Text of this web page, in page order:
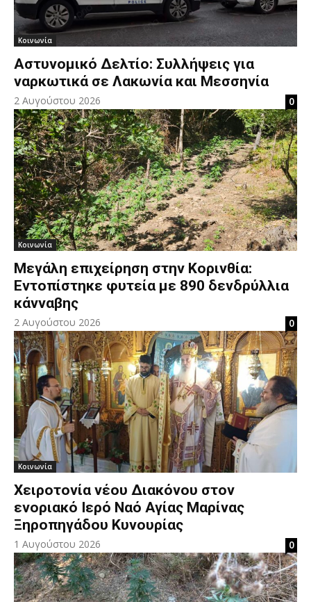
Κοινωνία
Αστυνομικό Δελτίο: Συλλήψεις για
ναρκωτικά σε Λακωνία και Μεσσηνία
2 Αυγούστου 2026 0
Κοινωνία
Μεγάλη επιχείρηση στην Κορινθία:
Εντοπίστηκε φυτεία με 890 δενδρύλλια
κάνναβης
2 Αυγούστου 2026 0
Κοινωνία
Χειροτονία νέου Διακόνου στον
ενοριακό Ιερό Ναό Αγίας Μαρίνας
Ξηροπηγάδου Κυνουρίας
1 Αυγούστου 2026 0